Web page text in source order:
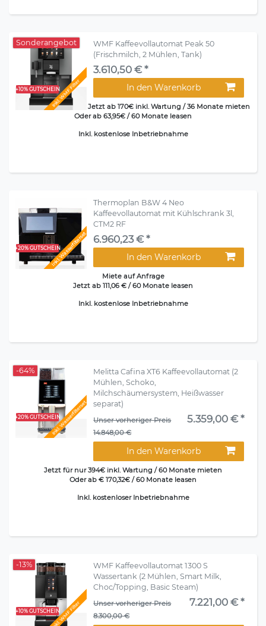
+10% GUTSCHEINInkl. WMF Filter
Sonderangebot
WMF Kaffeevollautomat Peak 50
(Frischmilch, 2 Mühlen, Tank)
3.610,50 € *
In den Warenkorb
Jetzt ab 170€ inkl. Wartung / 36 Monate mieten
Oder ab 63,95€ / 60 Monate leasen
Inkl. kostenlose Inbetriebnahme
Inkl. Wasserfilterset
+20% GUTSCHEIN
Thermoplan B&W 4 Neo
Kaffeevollautomat mit Kühlschrank 3l,
CTM2 RF
6.960,23 € *
In den Warenkorb
Miete auf Anfrage
Jetzt ab 111,06 € / 60 Monate leasen
Inkl. kostenlose Inbetriebnahme
+20% GUTSCHEINInkl. Wasserfilterset
-64%
Melitta Cafina XT6 Kaffeevollautomat (2
Mühlen, Schoko,
Milchschäumersystem, Heißwasser
separat)
Unser vorheriger Preis
14.848,00 €
5.359,00 € *
In den Warenkorb
Jetzt für nur 394€ inkl. Wartung / 60 Monate mieten
Oder ab € 170,32€ / 60 Monate leasen
Inkl. kostenloser Inbetriebnahme
+10% GUTSCHEINInkl. WMF Filter
-13%
WMF Kaffeevollautomat 1300 S
Wassertank (2 Mühlen, Smart Milk,
Choc/Topping, Basic Steam)
Unser vorheriger Preis
8.300,00 €
7.221,00 € *